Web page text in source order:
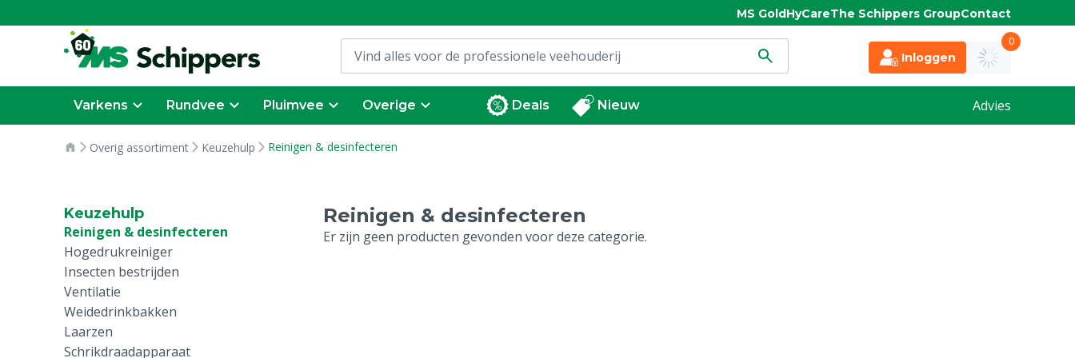
MS GoldHyCareThe Schippers GroupContact
Inloggen
0
Varkens Rundvee Pluimvee Overige Deals Nieuw Advies
Overig assortiment Keuzehulp Reinigen & desinfecteren
Keuzehulp
Reinigen & desinfecteren
Hogedrukreiniger
Insecten bestrijden
Ventilatie
Weidedrinkbakken
Laarzen
Schrikdraadapparaat
Reinigen & desinfecteren
Er zijn geen producten gevonden voor deze categorie.